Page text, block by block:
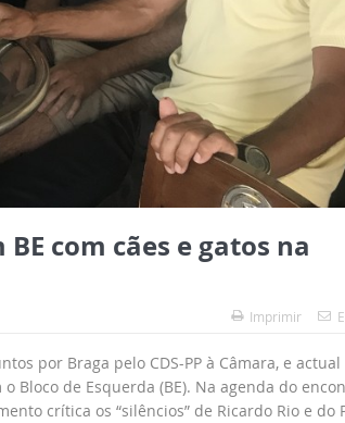
com cães e gatos na
Imprimir
por Braga pelo CDS-PP à Câmara, e actual
Bloco de Esquerda (BE). Na agenda do
crítica os “silêncios” de Ricardo Rio e do